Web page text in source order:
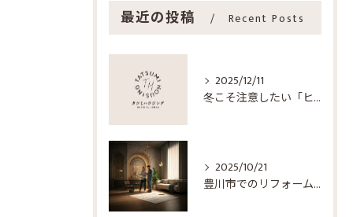
最近の投稿 Recent Posts
2025/12/11
冬こそ注意したい「ヒートショック」─家づくりで守る、家族の健康―
2025/10/21
豊川市でのリフォーム成功ガイド：住まいを新たにするためのステップ